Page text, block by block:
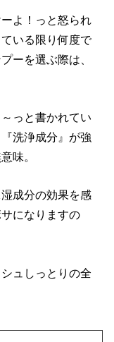
よ！っと怒られ
いる限り何度で
ーを選ぶ際は、
っと書かれてい
洗浄成分』が強
味。
成分の効果を感
になりますの
ュしっとりの全